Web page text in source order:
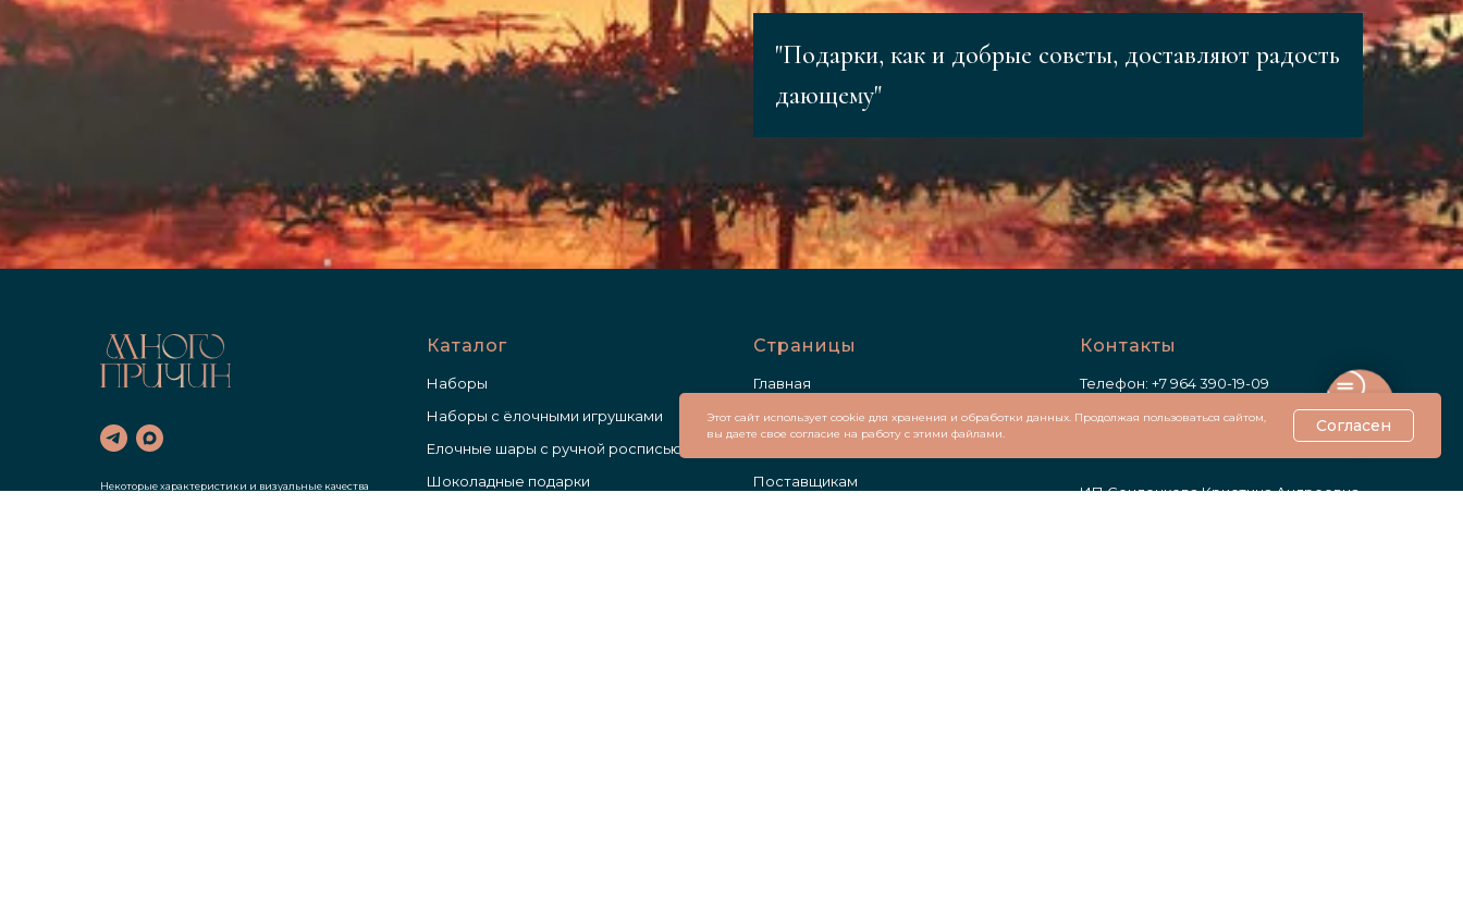
"Подарки, как и добрые советы, доставляют радость
дающему"
Некоторые характеристики и визуальные качества
Каталог
Наборы
Наборы с ёлочными игрушками
Елочные шары с ручной росписью
Шоколадные подарки
Страницы
Главная
Каталог
Поставщикам
Контакты
Телефон: +7 964 390-19-09
Адрес: Санкт-Петербург, ул. Рихарда
ИП Сенденкова Кристина Андреевна
Этот сайт использует cookie для хранения и обработки данных. Продолжая пользоваться сайтом,
вы даете свое согласие на работу с этими файлами.
Согласен